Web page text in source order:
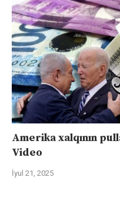
Amerika xalqının
Video
İyul 21, 2025